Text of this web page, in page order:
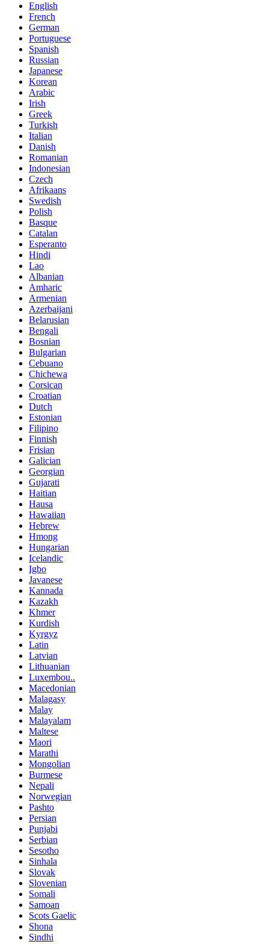
English
French
German
Portuguese
Spanish
Russian
Japanese
Korean
Arabic
Irish
Greek
Turkish
Italian
Danish
Romanian
Indonesian
Czech
Afrikaans
Swedish
Polish
Basque
Catalan
Esperanto
Hindi
Lao
Albanian
Amharic
Armenian
Azerbaijani
Belarusian
Bengali
Bosnian
Bulgarian
Cebuano
Chichewa
Corsican
Croatian
Dutch
Estonian
Filipino
Finnish
Frisian
Galician
Georgian
Gujarati
Haitian
Hausa
Hawaiian
Hebrew
Hmong
Hungarian
Icelandic
Igbo
Javanese
Kannada
Kazakh
Khmer
Kurdish
Kyrgyz
Latin
Latvian
Lithuanian
Luxembou..
Macedonian
Malagasy
Malay
Malayalam
Maltese
Maori
Marathi
Mongolian
Burmese
Nepali
Norwegian
Pashto
Persian
Punjabi
Serbian
Sesotho
Sinhala
Slovak
Slovenian
Somali
Samoan
Scots Gaelic
Shona
Sindhi